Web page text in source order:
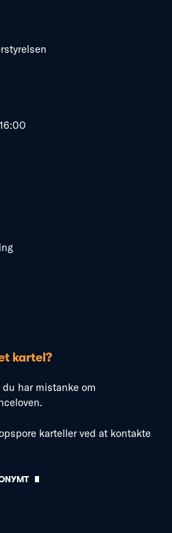
kartel?
har mistanke om
karteller ved at kontakte